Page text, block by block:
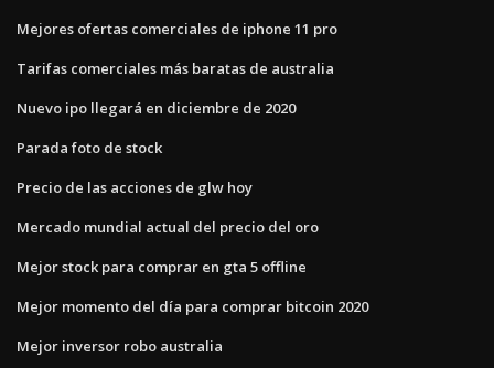
Mejores ofertas comerciales de iphone 11 pro
Tarifas comerciales más baratas de australia
Nuevo ipo llegará en diciembre de 2020
Parada foto de stock
Precio de las acciones de glw hoy
Mercado mundial actual del precio del oro
Mejor stock para comprar en gta 5 offline
Mejor momento del día para comprar bitcoin 2020
Mejor inversor robo australia